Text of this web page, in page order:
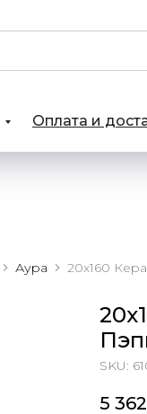
Оплата и
Аура
SKU:
5 362